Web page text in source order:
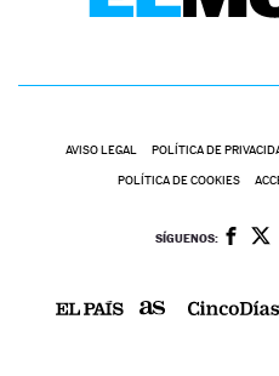
AVISO LEGAL POLÍTICA DE
POLÍTICA DE COOKIES
SÍGUENOS: